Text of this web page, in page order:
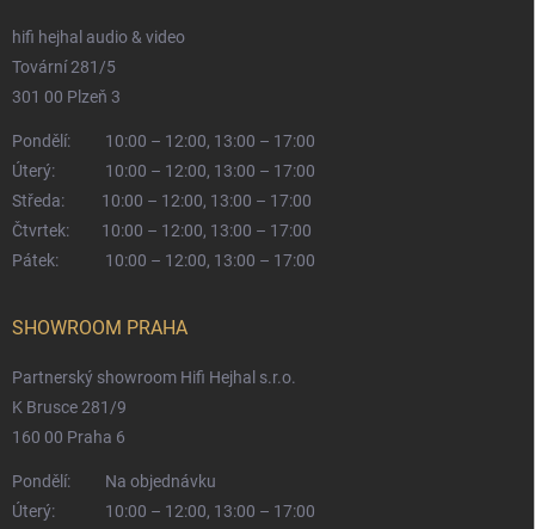
hifi hejhal audio & video
Tovární 281/5
301 00 Plzeň 3
Pondělí:
10:00 – 12:00, 13:00 – 17:00
Úterý:
10:00 – 12:00, 13:00 – 17:00
Středa:
10:00 – 12:00, 13:00 – 17:00
Čtvrtek:
10:00 – 12:00, 13:00 – 17:00
Pátek:
10:00 – 12:00, 13:00 – 17:00
SHOWROOM PRAHA
Partnerský showroom Hifi Hejhal s.r.o.
K Brusce 281/9
160 00 Praha 6
Pondělí:
Na objednávku
Úterý:
10:00 – 12:00, 13:00 – 17:00